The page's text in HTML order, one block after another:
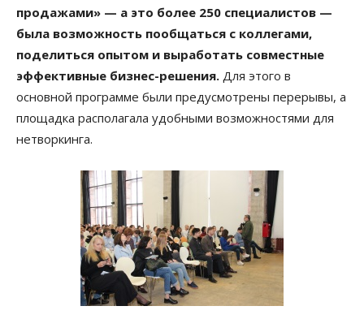
продажами» — а это более 250 специалистов —
была возможность пообщаться с коллегами,
поделиться опытом и выработать совместные
эффективные бизнес-решения. Для этого в
основной программе были предусмотрены перерывы, а
площадка располагала удобными возможностями для
нетворкинга.